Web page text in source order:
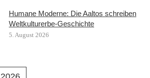
Humane Moderne: Die Aaltos schreiben
Weltkulturerbe-Geschichte
5. August 2026